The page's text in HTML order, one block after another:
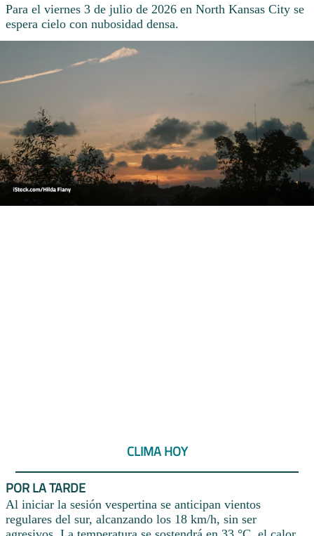
Para el viernes 3 de julio de 2026 en North Kansas City se
espera cielo con nubosidad densa.
CLIMA HOY
POR LA TARDE
Al iniciar la sesión vespertina se anticipan vientos
regulares del sur, alcanzando los 18 km/h, sin ser